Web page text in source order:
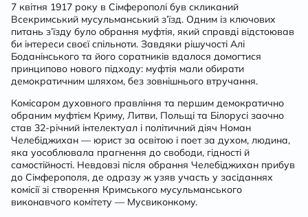
7 квітня 1917 року в Сімферополі був скликаний
Всекримський мусульманський з’їзд. Одним із ключових
питань з’їзду було обрання муфтія, який справді відстоював
би інтереси своєї спільноти. Завдяки рішучості Алі
Боданінського та його соратників вдалося домогтися
принципово нового підходу: муфтія мали обирати
демократичним шляхом, без зовнішнього втручання.
Комісаром духовного правління та першим демократично
обраним муфтієм Криму, Литви, Польщі та Білорусі заочно
став 32-річний інтелектуал і політичний діяч Номан
Челебіджихан — юрист за освітою і поет за духом, людина,
яка уособлювала прагнення до свободи, гідності й
самостійності. Невдовзі після обрання Челебіджихан прибув
до Сімферополя, де одразу ж узяв участь у засіданнях
комісії зі створення Кримського мусульманського
виконавчого комітету — Мусвиконкому.